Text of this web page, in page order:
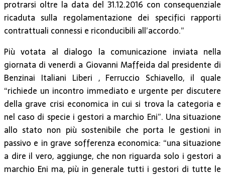
protrarsi oltre la data del 31.12.2016 con consequenziale
ricaduta sulla regolamentazione dei specifici rapporti
contrattuali connessi e riconducibili all’accordo.”
Più votata al dialogo la comunicazione inviata nella
giornata di venerdi a Giovanni Maffeida dal presidente di
Benzinai Italiani Liberi , Ferruccio Schiavello, il quale
“richiede un incontro immediato e urgente per discutere
della grave crisi economica in cui si trova la categoria e
nel caso di specie i gestori a marchio Eni”. Una situazione
allo stato non più sostenibile che porta le gestioni in
passivo e in grave sofferenza economica: “una situazione
a dire il vero, aggiunge, che non riguarda solo i gestori a
marchio Eni ma, più in generale tutti i gestori di tutte le